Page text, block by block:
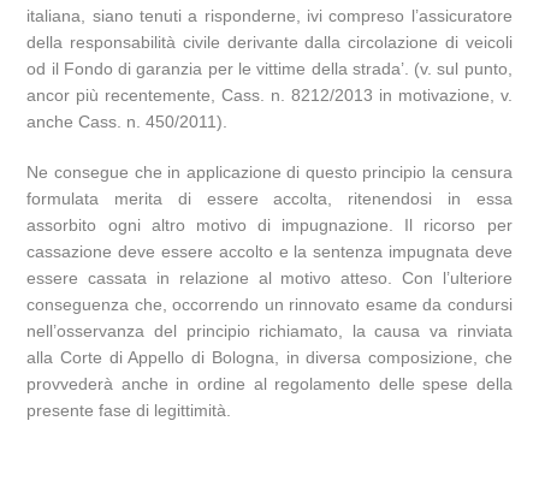
italiana, siano tenuti a risponderne, ivi compreso l’assicuratore
della responsabilità civile derivante dalla circolazione di veicoli
od il Fondo di garanzia per le vittime della strada’. (v. sul punto,
ancor più recentemente, Cass. n. 8212/2013 in motivazione, v.
anche Cass. n. 450/2011).
Ne consegue che in applicazione di questo principio la censura
formulata merita di essere accolta, ritenendosi in essa
assorbito ogni altro motivo di impugnazione. Il ricorso per
cassazione deve essere accolto e la sentenza impugnata deve
essere cassata in relazione al motivo atteso. Con l’ulteriore
conseguenza che, occorrendo un rinnovato esame da condursi
nell’osservanza del principio richiamato, la causa va rinviata
alla Corte di Appello di Bologna, in diversa composizione, che
provvederà anche in ordine al regolamento delle spese della
presente fase di legittimità.